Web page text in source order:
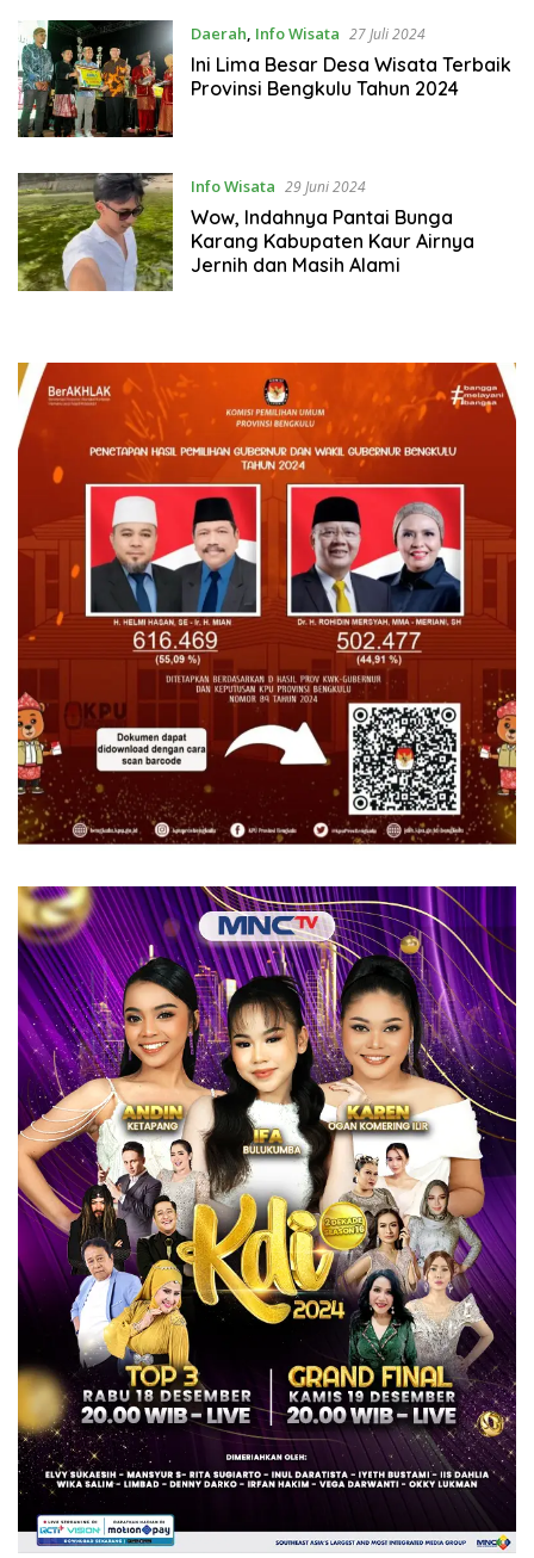
Daerah, Info Wisata 27 Juli 2024
Ini Lima Besar Desa Wisata Terbaik
Provinsi Bengkulu Tahun 2024
Info Wisata 29 Juni 2024
Wow, Indahnya Pantai Bunga
Karang Kabupaten Kaur Airnya
Jernih dan Masih Alami